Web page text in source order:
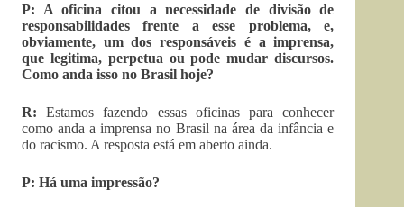
P: A oficina citou a necessidade de divisão de
responsabilidades frente a esse problema, e,
obviamente, um dos responsáveis é a imprensa,
que legitima, perpetua ou pode mudar discursos.
Como anda isso no Brasil hoje?
R:Estamos fazendo essas oficinas para conhecer
como anda a imprensa no Brasil na área da infância e
do racismo. A resposta está em aberto ainda.
P: Há uma impressão?